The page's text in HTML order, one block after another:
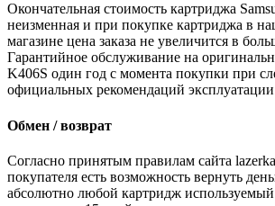
Окончательная стоимость картриджа
неизменная и при покупке картриджа в
магазине цена заказа не увеличится в
Гарантийное обслуживание на
K406S один год с момента покупки при
официальных рекомендаций
Обмен / возврат
Согласно принятым правилам сайта
покупателя есть возможность вернуть
абсолютно любой картридж